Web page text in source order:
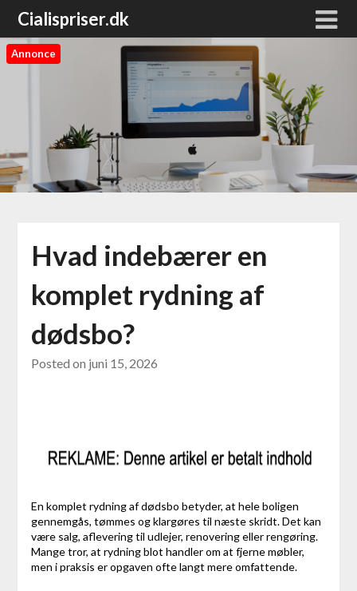
Cialispriser.dk
Annonce
Hvad indebærer en
komplet rydning af
dødsbo?
Posted on juni 15, 2026
En komplet rydning af dødsbo betyder, at hele boligen
gennemgås, tømmes og klargøres til næste skridt. Det kan
være salg, aflevering til udlejer, renovering eller rengøring.
Mange tror, at rydning blot handler om at fjerne møbler,
men i praksis er opgaven ofte langt mere omfattende.